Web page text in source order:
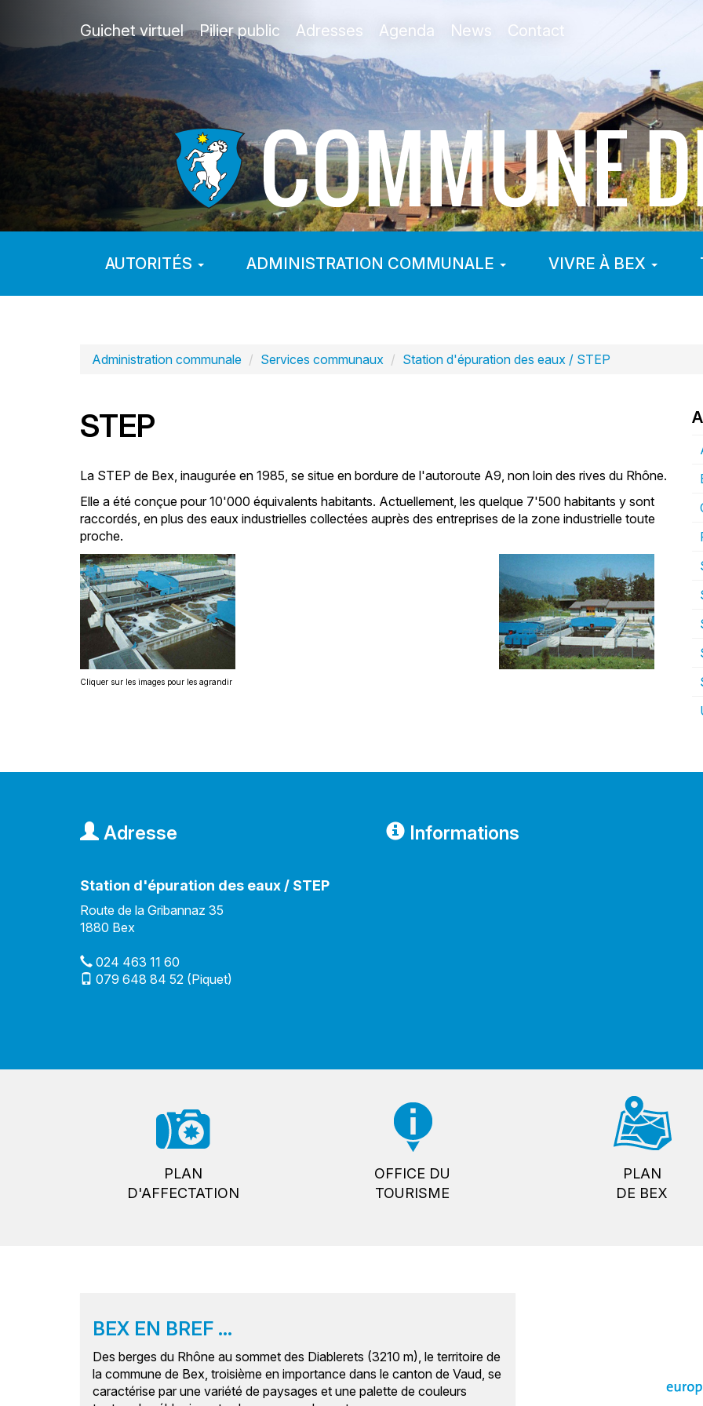
Guichet virtuel Pilier public Adresses Agenda News Contact
AUTORITÉS ADMINISTRATION COMMUNALE VIVRE À BEX
Administration communale Services communaux Station d'épuration des eaux / STEP
STEP
La STEP de Bex, inaugurée en 1985, se situe en bordure de l'autoroute A9, non loin des rives du Rhône.
Elle a été conçue pour 10'000 équivalents habitants. Actuellement, les quelque 7'500 habitants y sont
raccordés, en plus des eaux industrielles collectées auprès des entreprises de la zone industrielle toute
proche.
Cliquer sur les images pour les agrandir
Adresse
Station d'épuration des eaux / STEP
Route de la Gribannaz 35
1880 Bex
024 463 11 60
079 648 84 52 (Piquet)
Informations
PLAN
D'AFFECTATION
OFFICE DU
TOURISME
PLAN
DE BEX
BEX EN BREF ...
Des berges du Rhône au sommet des Diablerets (3210 m), le territoire de
la commune de Bex, troisième en importance dans le canton de Vaud, se
caractérise par une variété de paysages et une palette de couleurs